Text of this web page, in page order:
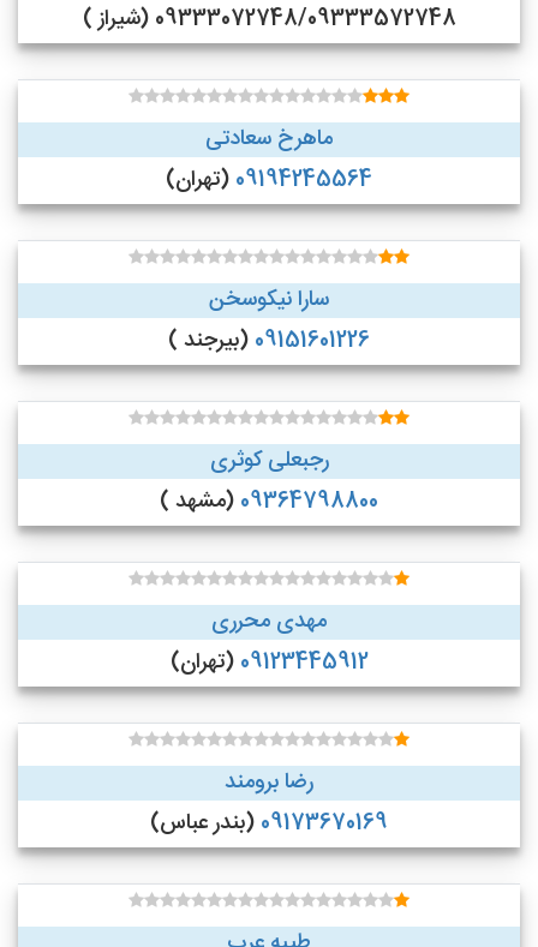
09333072748/09333572748 (شیراز )
ماهرخ سعادتی
09194245564 (تهران)
سارا نیکوسخن
09151601226 (بیرجند )
رجبعلی کوثری
09364798800 (مشهد )
مهدی محرری
09123445912 (تهران)
رضا برومند
09173670169 (بندر عباس)